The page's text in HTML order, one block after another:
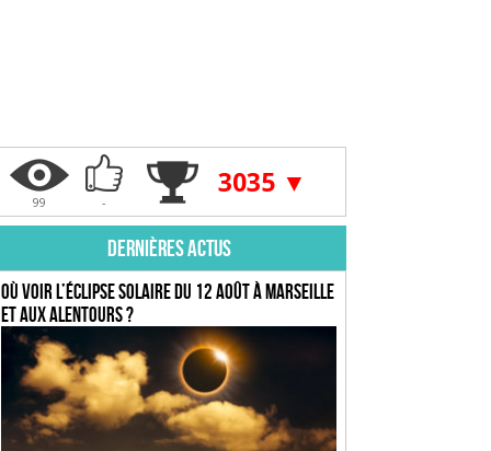
99 -
3035 ▼
Dernières actus
Où voir l’éclipse solaire du 12 août à Marseille
et aux alentours ?